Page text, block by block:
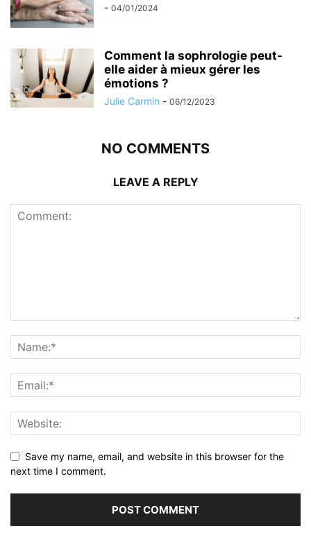
- 04/01/2024
Comment la sophrologie peut-
elle aider à mieux gérer les
émotions ?
Julie Carmin - 06/12/2023
NO COMMENTS
LEAVE A REPLY
Save my name, email, and website in this browser for the
next time I comment.